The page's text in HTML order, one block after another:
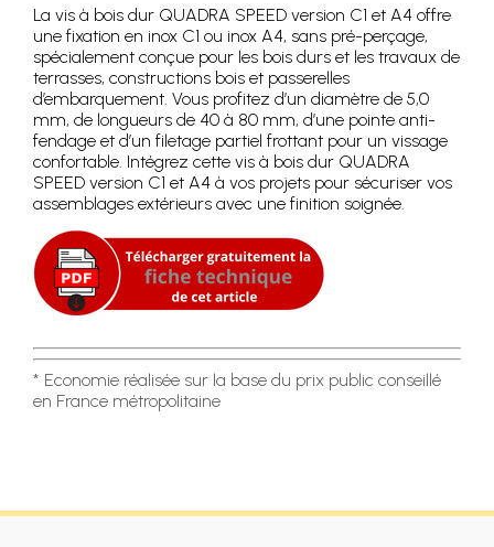
La vis à bois dur QUADRA SPEED version C1 et A4 offre
une fixation en inox C1 ou inox A4, sans pré-perçage,
spécialement conçue pour les bois durs et les travaux de
terrasses, constructions bois et passerelles
d’embarquement. Vous profitez d’un diamètre de 5,0
mm, de longueurs de 40 à 80 mm, d’une pointe anti-
fendage et d’un filetage partiel frottant pour un vissage
confortable. Intégrez cette vis à bois dur QUADRA
SPEED version C1 et A4 à vos projets pour sécuriser vos
assemblages extérieurs avec une finition soignée.
* Economie réalisée sur la base du prix public conseillé
en France métropolitaine